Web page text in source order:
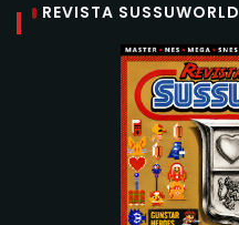
REVISTA SUSSUWORLD